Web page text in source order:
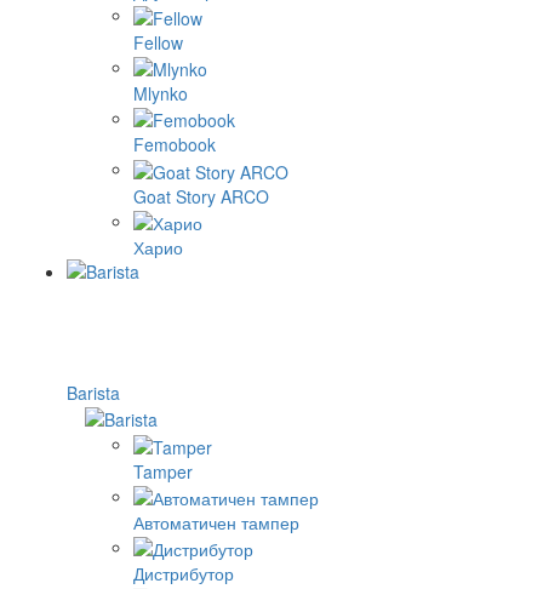
Fellow
Mlynko
Femobook
Goat Story ARCO
Харио
Barista
Tamper
Автоматичен тампер
Дистрибутор